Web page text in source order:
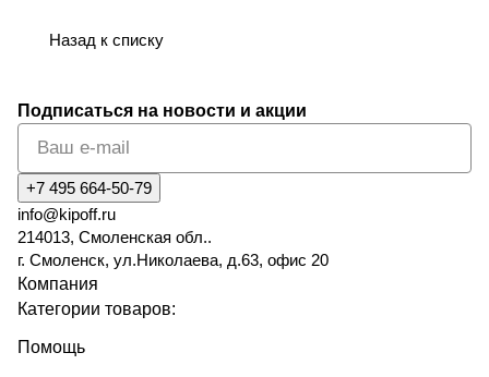
Назад к списку
Подписаться на новости и акции
+7 495 664-50-79
info@kipoff.ru
214013, Смоленская обл..
г. Смоленск, ул.Николаева, д.63, офис 20
Компания
Категории товаров:
Помощь